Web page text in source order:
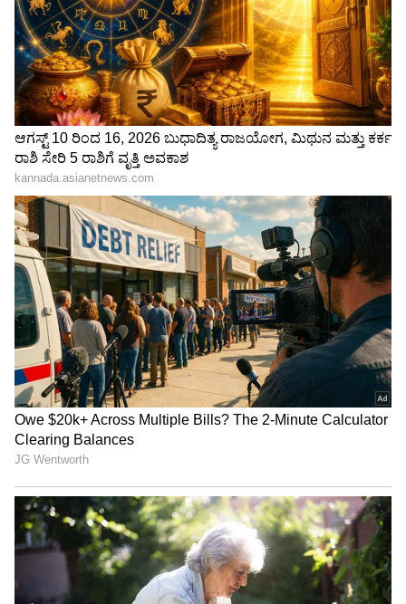
ಆಯಾಯ ಪ್ರದೇಶಗಳ ಪುನೀತ್ ಅಭಿಮಾನಿಗಳು (Fans)
ಮಾ.17ರಂದು ದೊಡ್ಡ ಮಟ್ಟದಲ್ಲಿ 'ಜೇಮ್ಸ್' ಚಿತ್ರವನ್ನು
ಸ್ವಾಗತಿಸಲು ಸಜ್ಜಾಗಿದ್ದಾರೆ. ಈಗಾಗಲೇ ಚಿತ್ರಕ್ಕೆ ಟಿಕೆಟ್​
ಬುಕಿಂಗ್​ ಓಪನ್​ ಆಗಿದ್ದು, ಟಿಕೆಟ್​ ಖರೀದಿಸಲು ಪುನೀತ್​
ರಾಜ್​ಕುಮಾರ್​ ಫ್ಯಾನ್ಸ್​ ಮುಗಿ ಬಿದ್ದಿದ್ದಾರೆ.
James 2022: ಮಾ.17ರಂದು ಏಕಕಾಲಕ್ಕೆ 5 ಭಾಷೆಯಲ್ಲಿ
ಪುನೀತ್‌ ಸಿನಿಮಾ ಬಿಡುಗಡೆ
ಇನ್ನು 'ಜೇಮ್ಸ್' ಚಿತ್ರದಲ್ಲಿ ಪುನೀತ್ ರಾಜ್‌ಕುಮಾರ್ ಡಬಲ್‌
ಶೇಡ್‌ನಲ್ಲಿ ಕಾಣಿಸಿಕೊಂಡಿದ್ದು, ಈಗಾಗಲೇ ಪವರ್ ಆರ್ಮಿ
ಆಫೀಸರ್ ಆಗಿ ಸಿನಿರಸಿಕರಿಗೆ ಕಿಕ್ ಕೊಟ್ಟಿದ್ದಾರೆ. ಪುನೀತ್‌ಗೆ
ಎರಡನೇ ಬಾರಿಗೆ ನಾಯಕಿಯಾಗಿ ಕಾಲಿವುಡ್‌ನ ಪ್ರಿಯಾ
ಆನಂದ್ (Priya Anand) ಜೋಡಿಯಾಗಿದ್ದಾರೆ. ಇದರ
ಜೊತೆಗೆ ಶಿವರಾಜ್ ಕುಮಾರ್, ರಾಘವೇಂದ್ರ ರಾಜ್ ಕುಮಾರ್,
ಶರತ್ ಕುಮಾರ್, ಶ್ರೀಕಾಂತ್,‌ ಅವಿನಾಶ್, ಸಾಧು ಕೋಕಿಲ,
ರಂಗಾಯಣ ರಘು, ಚಿಕ್ಕಣ್ಣ, ಸೇರಿದಂತೆ ದೊಡ್ಡ ತಾರಬಳಗ ಈ
ಚಿತ್ರಕ್ಕಿದ್ದು, ಸ್ವಾಮಿ ಜೆ ಗೌಡ ಕ್ಯಾಮರಾ ಕೈಚಳಕ, ಚರಣ್
ರಾಜ್ ಸಂಗೀತ ಸಂಯೋಜನೆಯಿದೆ. ಕಿಶೋರ್ ಪತ್ತಿಕೊಂಡ
ಚಿತ್ರವನ್ನು ನಿರ್ಮಿಸಿದ್ದಾರೆ.
ಶೇ.50 ರಿಂದ ಶೇ.18 ಕ್ಕೆ TAX ಇಳಿಕೆ: ಮೋದಿ-
ಟ್ರಂಪ್ ಐತಿಹಾಸಿಕ ಒಪ್ಪಂದ | India US
Trade Deal | Party Rounds